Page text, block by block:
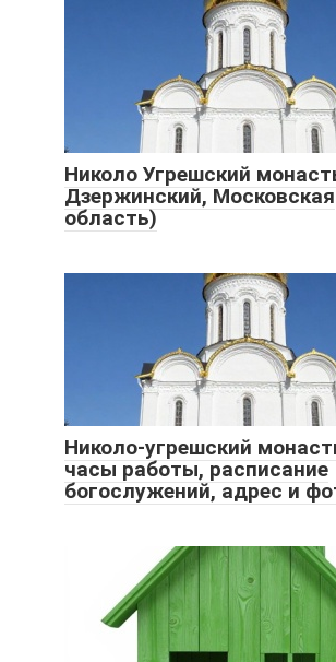
Николо Угрешский
Дзержинский, Московская
область)
Николо-угрешский
часы работы, расписание
богослужений, адрес и